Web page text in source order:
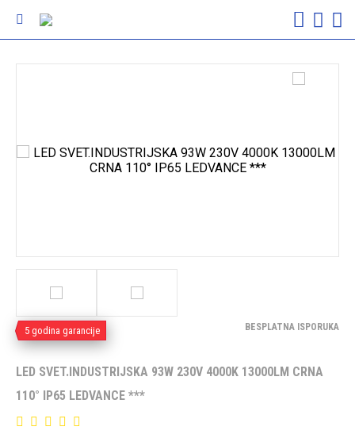
5 godina garancije BESPLATNA ISPORUKA
LED SVET.INDUSTRIJSKA 93W 230V 4000K 13000LM CRNA
110° IP65 LEDVANCE ***